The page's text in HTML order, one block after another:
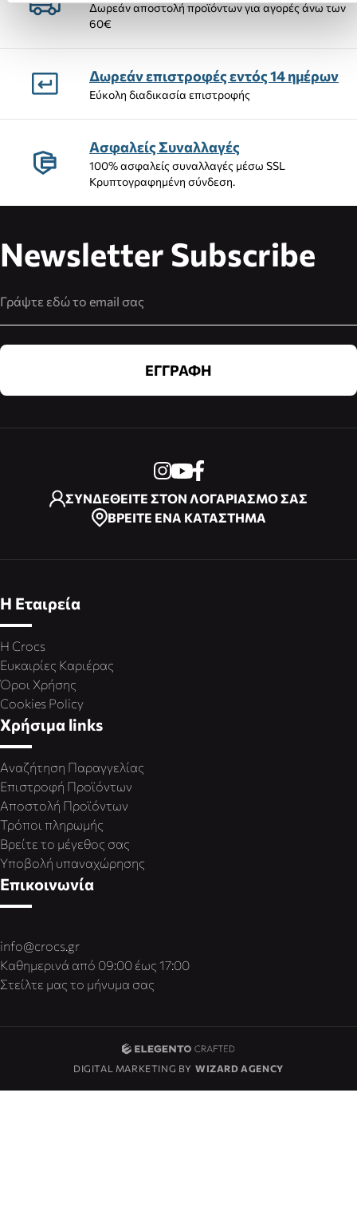
Δωρεάν αποστολή προϊόντων για αγορές άνω των
60€
Δωρεάν επιστροφές εντός 14 ημέρων
Εύκολη διαδικασία επιστροφής
Ασφαλείς Συναλλαγές
100% ασφαλείς συναλλαγές μέσω SSL
Κρυπτογραφημένη σύνδεση.
Newsletter Subscribe
ΕΓΓΡΑΦΗ
ΣΥΝΔΕΘΕΙΤΕ ΣΤΟΝ ΛΟΓΑΡΙΑΣΜΟ ΣΑΣ
ΒΡΕΙΤΕ ΕΝΑ ΚΑΤΑΣΤΗΜΑ
Η Εταιρεία
Η Crocs
Ευκαιρίες Καριέρας
Όροι Χρήσης
Cookies Policy
Χρήσιμα links
Αναζήτηση Παραγγελίας
Επιστροφή Προϊόντων
Αποστολή Προϊόντων
Τρόποι πληρωμής
Βρείτε το μέγεθος σας
Υποβολή υπαναχώρησης
Επικοινωνία
info@crocs.gr
Καθημερινά από 09:00 έως 17:00
Στείλτε μας το μήνυμα σας
DIGITAL MARKETING BY WIZARD AGENCY